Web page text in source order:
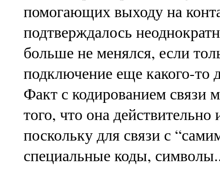
помогающих выходу на
подтверждалось
больше не менялся, если
подключение еще какого-то
Факт с кодированием связи
того, что она
поскольку для связи с
специальные коды,